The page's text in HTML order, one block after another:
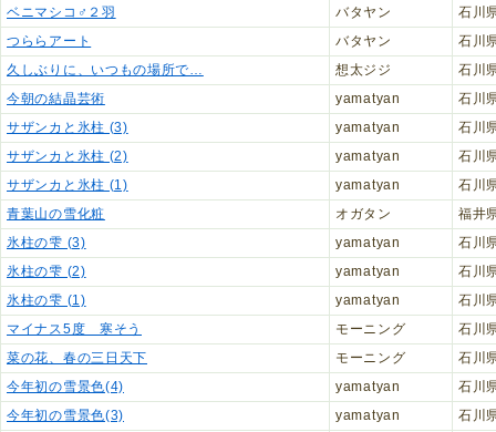
ベニマシコ♂２羽 バタヤン
石川
つららアート
バタヤン
石川
久しぶりに、いつもの場所で…
想太ジジ
石川
今朝の結晶芸術
yamatyan
石川
サザンカと氷柱 (3)
yamatyan
石川
サザンカと氷柱 (2)
yamatyan
石川
サザンカと氷柱 (1)
yamatyan
石川
青葉山の雪化粧
オガタン
福井
氷柱の雫 (3)
yamatyan
石川
氷柱の雫 (2)
yamatyan
石川
氷柱の雫 (1)
yamatyan
石川
マイナス5度 寒そう
モーニング
石川
菜の花、春の三日天下
モーニング
石川
今年初の雪景色(4)
yamatyan
石川
今年初の雪景色(3)
yamatyan
石川